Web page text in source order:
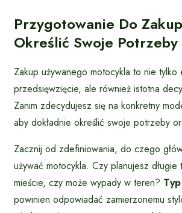
Przygotowanie Do
Określić Swoje
Zakup używanego motocykla to nie tylko
przedsięwzięcie, ale również istotna
Zanim zdecydujesz się na konkretny
aby dokładnie określić swoje potrzeby
Zacznij od zdefiniowania, do czego
używać motocykla. Czy planujesz długie
mieście, czy może wypady w teren?
powinien odpowiadać zamierzonemu